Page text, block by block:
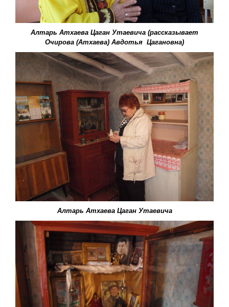
Алтарь Атхаева Цаган Утаевича (рассказывает
Очирова (Атхаева) Авдотья Цагановна)
Алтарь Атхаева Цаган Утаевича